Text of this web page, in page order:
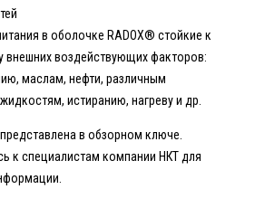
в оболочке RADOX® стойкие к
внешних воздействующих факторов:
маслам, нефти, различным
истиранию, нагреву и др.
в обзорном ключе.
к специалистам компании НКТ для